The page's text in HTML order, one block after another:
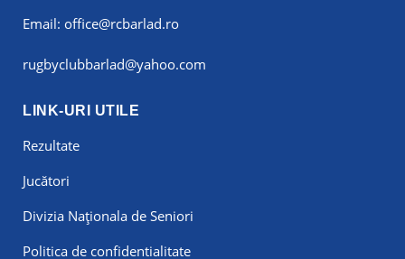
Email: office@rcbarlad.ro
rugbyclubbarlad@yahoo.com
LINK-URI UTILE
Rezultate
Jucători
Divizia Naționala de Seniori
Politica de confidentialitate